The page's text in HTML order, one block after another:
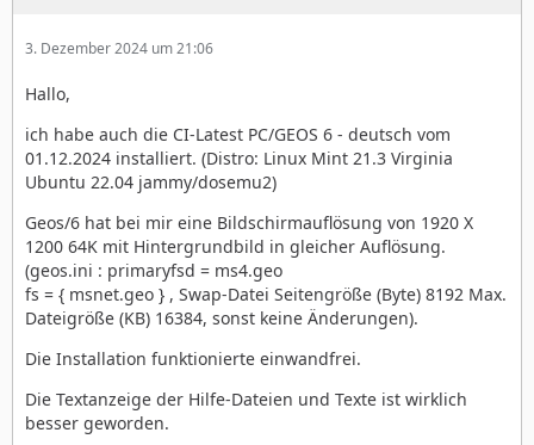
3. Dezember 2024 um 21:06
Hallo,
ich habe auch die CI-Latest PC/GEOS 6 - deutsch vom
01.12.2024 installiert. (Distro: Linux Mint 21.3 Virginia
Ubuntu 22.04 jammy/dosemu2)
Geos/6 hat bei mir eine Bildschirmauflösung von 1920 X
1200 64K mit Hintergrundbild in gleicher Auflösung.
(geos.ini : primaryfsd = ms4.geo
fs = { msnet.geo } , Swap-Datei Seitengröße (Byte) 8192 Max.
Dateigröße (KB) 16384, sonst keine Änderungen).
Die Installation funktionierte einwandfrei.
Die Textanzeige der Hilfe-Dateien und Texte ist wirklich
besser geworden.